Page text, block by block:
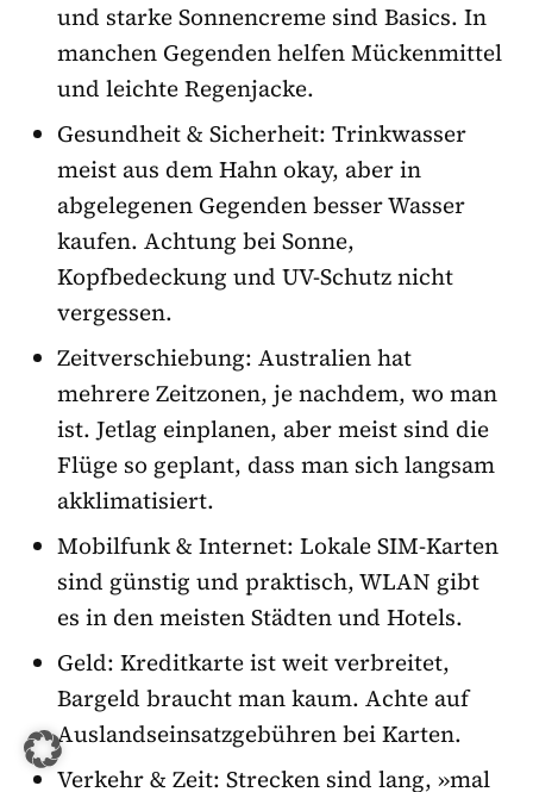
und starke Sonnencreme sind Basics. In
manchen Gegenden helfen Mückenmittel
und leichte Regenjacke.
Gesundheit & Sicherheit: Trinkwasser
meist aus dem Hahn okay, aber in
abgelegenen Gegenden besser Wasser
kaufen. Achtung bei Sonne,
Kopfbedeckung und UV-Schutz nicht
vergessen.
Zeitverschiebung: Australien hat
mehrere Zeitzonen, je nachdem, wo man
ist. Jetlag einplanen, aber meist sind die
Flüge so geplant, dass man sich langsam
akklimatisiert.
Mobilfunk & Internet: Lokale SIM-Karten
sind günstig und praktisch, WLAN gibt
es in den meisten Städten und Hotels.
Geld: Kreditkarte ist weit verbreitet,
Bargeld braucht man kaum. Achte auf
Auslandseinsatzgebühren bei Karten.
Verkehr & Zeit: Strecken sind lang, »mal